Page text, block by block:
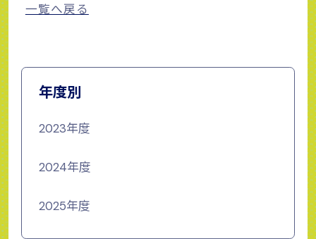
一覧へ戻る
年度別
2023年度
2024年度
2025年度